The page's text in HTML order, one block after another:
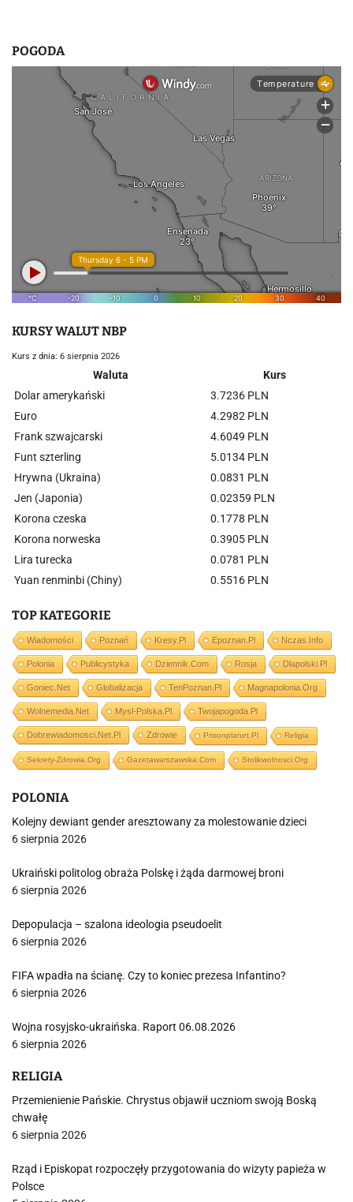
POGODA
KURSY WALUT NBP
Kurs z dnia: 6 sierpnia 2026
Waluta
Kurs
Dolar amerykański
3.7236 PLN
Euro
4.2982 PLN
Frank szwajcarski
4.6049 PLN
Funt szterling
5.0134 PLN
Hrywna (Ukraina)
0.0831 PLN
Jen (Japonia)
0.02359 PLN
Korona czeska
0.1778 PLN
Korona norweska
0.3905 PLN
Lira turecka
0.0781 PLN
Yuan renminbi (Chiny)
0.5516 PLN
TOP KATEGORIE
Wiadomości Poznań Kresy.pl Epoznan.pl Nczas.info
Polonia Publicystyka Dziennik.com Rosja Dlapolski.pl
Goniec.net Globalizacja TenPoznan.pl Magnapolonia.org
Wolnemedia.net Mysl-Polska.pl Twojapogoda.pl
Dobrewiadomosci.net.pl Zdrowie Prisonplanet.pl Religia
Sekrety-Zdrowia.org Gazetawarszawska.com Stolikwolnosci.org
POLONIA
Kolejny dewiant gender aresztowany za molestowanie dzieci
6 sierpnia 2026
Ukraiński politolog obraża Polskę i żąda darmowej broni
6 sierpnia 2026
Depopulacja – szalona ideologia pseudoelit
6 sierpnia 2026
FIFA wpadła na ścianę. Czy to koniec prezesa Infantino?
6 sierpnia 2026
Wojna rosyjsko-ukraińska. Raport 06.08.2026
6 sierpnia 2026
RELIGIA
Przemienienie Pańskie. Chrystus objawił uczniom swoją Boską
chwałę
6 sierpnia 2026
Rząd i Episkopat rozpoczęły przygotowania do wizyty papieża w
Polsce